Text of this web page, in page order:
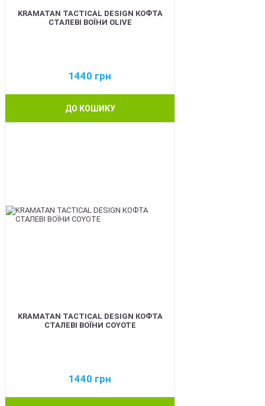
KRAMATAN TACTICAL DESIGN КОФТА
СТАЛЕВІ ВОЇНИ OLIVE
1440 грн
ДО КОШИКУ
KRAMATAN TACTICAL DESIGN КОФТА
СТАЛЕВІ ВОЇНИ COYOTE
1440 грн